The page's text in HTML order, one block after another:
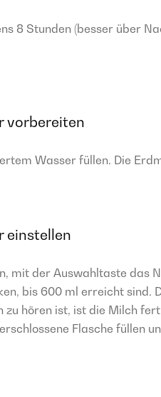
8 Stunden (besser über
vorbereiten
Wasser füllen. Die
einstellen
mit der Auswahltaste das
bis 600 ml erreicht sind.
zu hören ist, ist die Milch
Flasche füllen